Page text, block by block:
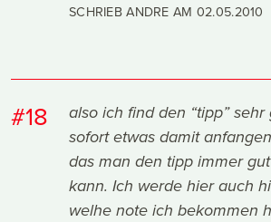
SCHRIEB ANDRE AM 02.05.2010
#18
also ich find den “tipp”
sofort etwas damit
das man den tipp immer
kann. Ich werde hier auch
welhe note ich bekommen